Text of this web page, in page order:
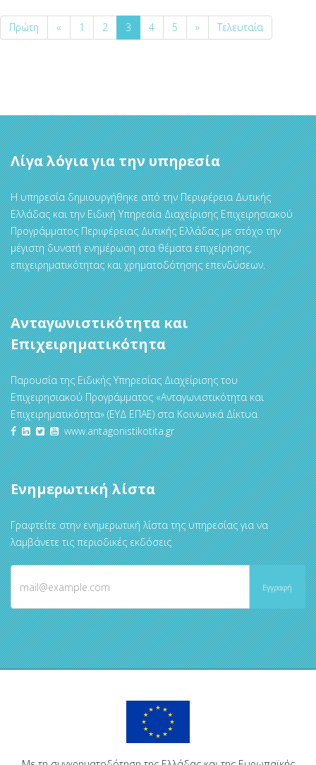
Πρώτη « 1 2 3 4 5 » Τελευταία
Λίγα λόγια για την υπηρεσία
Η υπηρεσία δημιουργήθηκε από την Περιφέρεια Δυτικής
Ελλάδας και την Ειδική Υπηρεσία Διαχείρισης Επιχειρησιακού
Προγράμματος Περιφέρειας Δυτικής Ελλάδας με στόχο την
μέγιστη δυνατή ενημέρωση στα θέματα επιχείρησης,
επιχειρηματικότητας και χρηματοδότησης επενδύσεων.
Ανταγωνιστικότητα και
Επιχειρηματικότητα
Παρουσία της Ειδικής Υπηρεσίας Διαχείρισης του
Επιχειρησιακού Προγράμματος «Ανταγωνιστικότητα και
Επιχειρηματικότητα» (ΕΥΔ ΕΠΑΕ) στα Κοινωνικά Δίκτυα
www.antagonistikotita.gr
Ενημερωτική λίστα
Γραφτείτε στην ενημερωτική λίστα της υπηρεσίας για να
λαμβάνετε τις περιοδικές εκδόσεις